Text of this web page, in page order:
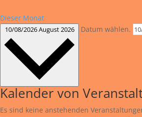
Dieser Monat
10/08/2026August 2026 Datum wählen.
Kalender von
Es sind keine anstehenden